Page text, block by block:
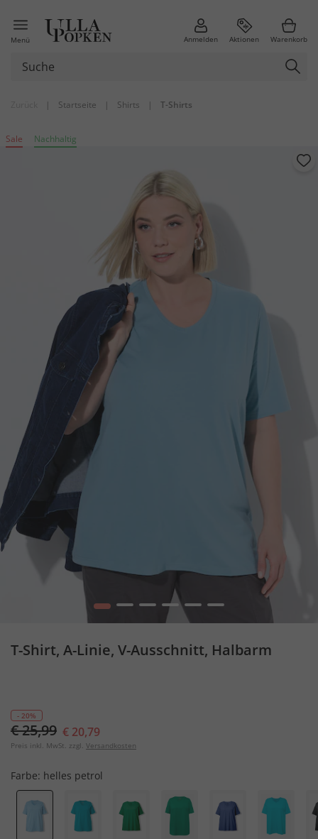
Menü Anmelden Aktionen Warenkorb
| Startseite | Shirts | T-Shirts
Sale Nachhaltig
1 2 3 4 5 6
T-Shirt, A-Linie, V-Ausschnitt, Halbarm
- 20%
€ 25,99 € 20,79
Preis inkl. MwSt. zzgl. Versandkosten
Farbe: helles petrol